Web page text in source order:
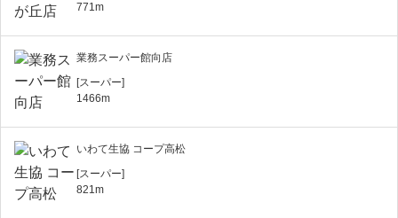
771m
業務スーパー館向店
[スーパー]
1466m
いわて生協 コープ高松
[スーパー]
821m